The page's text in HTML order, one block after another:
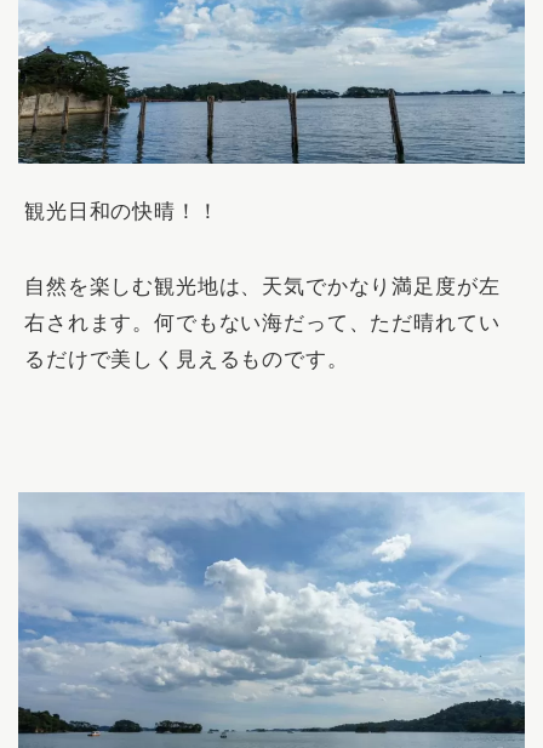
観光日和の快晴！！
自然を楽しむ観光地は、天気でかなり満足度が左
右されます。何でもない海だって、ただ晴れてい
るだけで美しく見えるものです。